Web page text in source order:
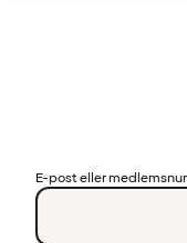
E-post eller